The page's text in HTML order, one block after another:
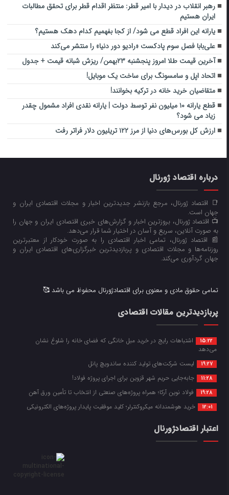
رهبر انقلاب در دیدار با امیر قطر: منتظر اقدام قطر برای تحقق مطالبات
ایران هستیم
یارانه این افراد قطع می شود/ از کجا بفهمیم کدام دهک هستیم؟
علی‌بابا فصل سوم پادکست «رادیو دور دنیا» را منتشر می‌کند
آخرین قیمت طلا امروز پنجشنبه ۲۳بهمن/ ریزش شبانه قیمت + جدول
اتحاد اپل و سامسونگ برای ساخت یک موبایل!
متقاضیان خرید خانه در ترکیه بخوانند!
قطع یارانه ۱۰ میلیون نفر توسط دولت | یارانه نقدی افراد مشمول چقدر
زیاد می شود؟
ارزش کل بورس‌های دنیا از مرز ۱۲۲ تریلیون دلار فراتر رفت
درباره اقتصاد ژورنال
📑 اقتصاد ژورنال، مرجع بازنشر جدیدترین اخبار و مجلات اقتصادی ایران و
جهان است.
📺 اقتصاد ژورنال، بروزترین اخبار و گزارش‌های خبری اقتصادی ایران و جهان را
به صورت آنلاین، سریع و آسان در اختیار شما قرار می‌‌دهد.
📰 اقتصاد ژورنال، تمامی اخبار اقتصادی را به صورت خودکار از معتبرترین
روزنامه‌ها و مجلات اقتصادی و پربازدیدترین خبرگزاری‌های اقتصادی ایران و
جهان گردآوری می‌کند.
تمامی حقوق مادی و معنوی برای اقتصادژورنال محفوظ می باشد 🥰
پربازدیدترین مقالات اقتصادی
15:22
اشتباهات رایج در خرید مبل خانگی که فضای خانه را شلوغ نشان
می‌دهد
19:27 لیست شرکت‌های تولید کننده ساندویچ پانل
11:28 جابه‌جایی حریم شهر قزوین برای اجرای پروژه فولاد!
19:28 فولاد نوین آرکا؛ همراه پروژه‌های صنعتی از انتخاب تا تأمین ورق آهن
12:01 خرید هوشمندانه میکروکنترلر؛ کلید موفقیت پایدار پروژه‌های الکترونیکی
اعتبار اقتصادژورنال